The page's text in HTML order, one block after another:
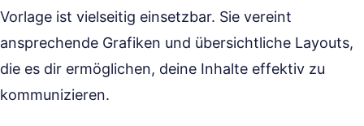
Vorlage ist vielseitig einsetzbar. Sie vereint
ansprechende Grafiken und übersichtliche Layouts,
die es dir ermöglichen, deine Inhalte effektiv zu
kommunizieren.